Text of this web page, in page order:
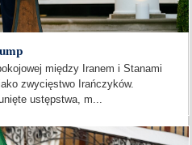
między Iranem i Stanami
zwycięstwo Irańczyków.
ustępstwa, m...